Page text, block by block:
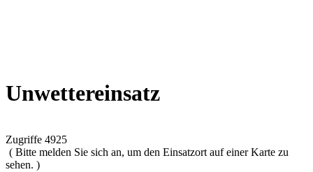
Unwettereinsatz
Zugriffe 4925
( Bitte melden Sie sich an, um den Einsatzort auf einer Karte zu
sehen. )